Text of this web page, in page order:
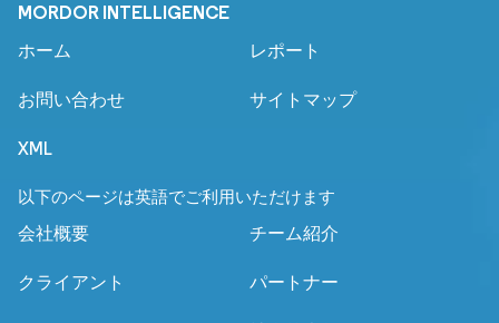
MORDOR INTELLIGENCE
ホーム レポート
お問い合わせ サイトマップ
XML
以下のページは英語でご利用いただけます
会社概要
チーム紹介
クライアント パートナー